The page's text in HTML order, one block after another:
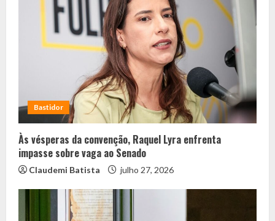
Bastidor
Às vésperas da convenção, Raquel Lyra enfrenta
impasse sobre vaga ao Senado
Claudemi Batista julho 27, 2026